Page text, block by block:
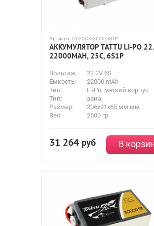
Артикул:TA-25C-22000-6S1P
АККУМУЛЯТОР TATTU LI-PO
22000MAH, 25C, 6S1P
Вольтаж:
22.2V 6S
Емкость:
22000 mAh
Тип:
Li-Po, мягкий корпус
Тип:
авиа
Размер:
206х91х65 мм мм.
Вес:
2600 гр.
31 264 руб В